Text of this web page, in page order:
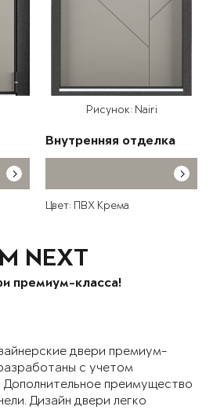
Рисунок: Nairi
Внутренняя отделка
Цвет: ПВХ Крема
NEXT
премиум-класса!
двери премиум-
с учетом
Дополнительное преимущество
Дизайн двери легко